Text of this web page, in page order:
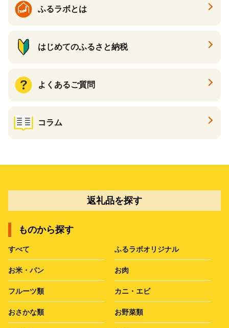
ふるラボとは
はじめてのふるさと納税
よくあるご質問
コラム
返礼品を探す
ものから探す
すべて ふるラボオリジナル
お米・パン お肉
フルーツ類 カニ・エビ
おさかな類 お野菜類